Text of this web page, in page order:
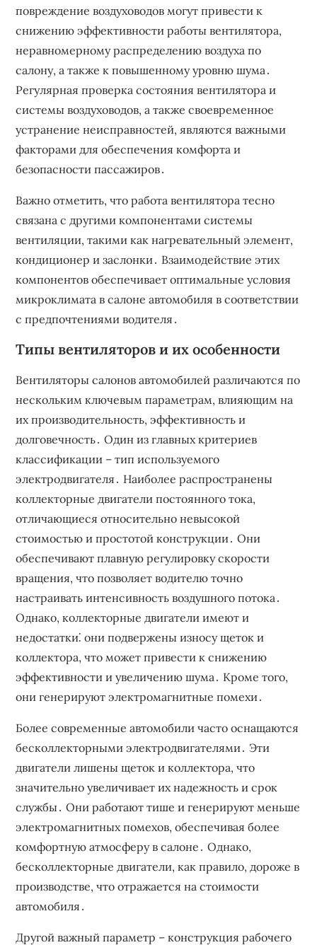
повреждение воздуховодов могут привести к
снижению эффективности работы вентилятора,
неравномерному распределению воздуха по
салону, а также к повышенному уровню шума․
Регулярная проверка состояния вентилятора и
системы воздуховодов, а также своевременное
устранение неисправностей, являются важными
факторами для обеспечения комфорта и
безопасности пассажиров․
Важно отметить, что работа вентилятора тесно
связана с другими компонентами системы
вентиляции, такими как нагревательный элемент,
кондиционер и заслонки․ Взаимодействие этих
компонентов обеспечивает оптимальные условия
микроклимата в салоне автомобиля в соответствии
с предпочтениями водителя․
Типы вентиляторов и их особенности
Вентиляторы салонов автомобилей различаются по
нескольким ключевым параметрам, влияющим на
их производительность, эффективность и
долговечность․ Один из главных критериев
классификации – тип используемого
электродвигателя․ Наиболее распространены
коллекторные двигатели постоянного тока,
отличающиеся относительно невысокой
стоимостью и простотой конструкции․ Они
обеспечивают плавную регулировку скорости
вращения, что позволяет водителю точно
настраивать интенсивность воздушного потока․
Однако, коллекторные двигатели имеют и
недостатки⁚ они подвержены износу щеток и
коллектора, что может привести к снижению
эффективности и увеличению шума․ Кроме того,
они генерируют электромагнитные помехи․
Более современные автомобили часто оснащаются
бесколлекторными электродвигателями․ Эти
двигатели лишены щеток и коллектора, что
значительно увеличивает их надежность и срок
службы․ Они работают тише и генерируют меньше
электромагнитных помехов, обеспечивая более
комфортную атмосферу в салоне․ Однако,
бесколлекторные двигатели, как правило, дороже в
производстве, что отражается на стоимости
автомобиля․
Другой важный параметр – конструкция рабочего